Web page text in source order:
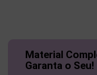
Material
Garanta o Seu!